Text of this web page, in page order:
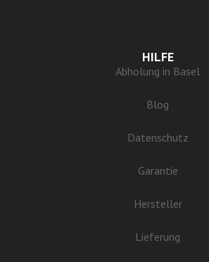
HILFE
Abholung in Basel
Blog
Datenschutz
Garantie
Hersteller
Lieferung